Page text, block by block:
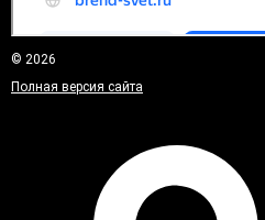
© 2026
Полная версия сайта